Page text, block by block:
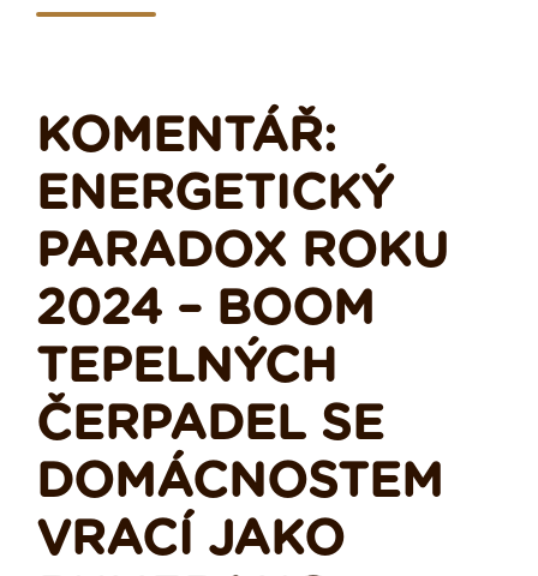
KOMENTÁŘ:
ENERGETICKÝ
PARADOX ROKU
2024 – BOOM
TEPELNÝCH
ČERPADEL SE
DOMÁCNOSTEM
VRACÍ JAKO